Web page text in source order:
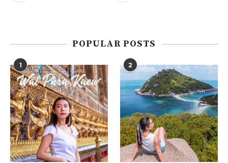
POPULAR POSTS
1 2